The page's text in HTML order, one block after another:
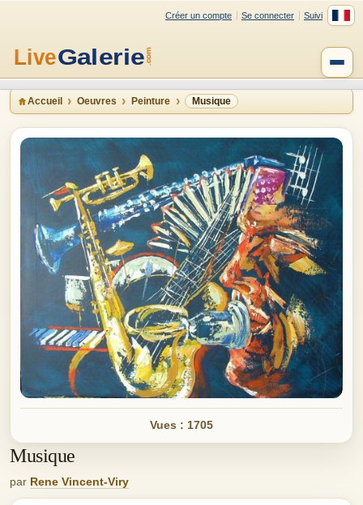
Créer un compte Se connecter Suivi
Accueil Oeuvres Peinture Musique
Vues : 1705
Musique
par Rene Vincent-Viry